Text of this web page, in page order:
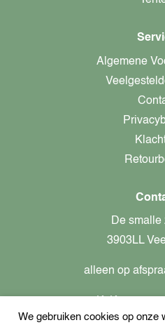
Algemene
De smalle
3903LL
alleen op
Btw-nummer:
We gebruiken cookies op onze